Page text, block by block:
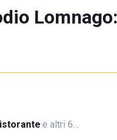
·e altri 6…